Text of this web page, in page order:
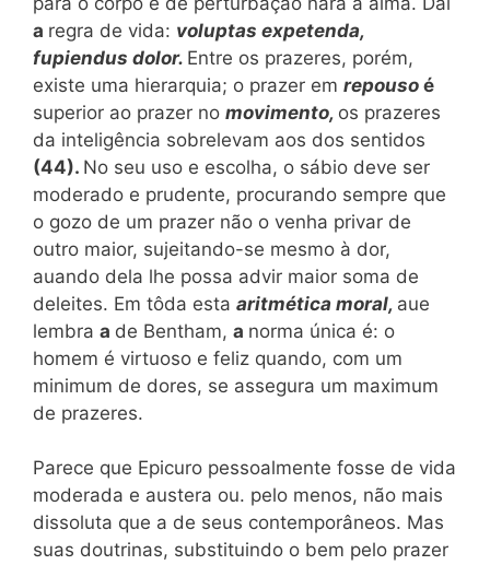
a regra de vida: voluptas expetenda,
fupiendus dolor. Entre os prazeres, porém,
existe uma hierarquia; o prazer em repouso é
superior ao prazer no movimento, os prazeres
da inteligência sobrelevam aos dos sentidos
(44). No seu uso e escolha, o sábio deve ser
moderado e prudente, procurando sempre que
o gozo de um prazer não o venha privar de
outro maior, sujeitando-se mesmo à dor,
auando dela lhe possa advir maior soma de
deleites. Em tôda esta aritmética moral, aue
lembra a de Bentham, a norma única é: o
homem é virtuoso e feliz quando, com um
minimum de dores, se assegura um maximum
de prazeres.
Parece que Epicuro pessoalmente fosse de vida
moderada e austera ou. pelo menos, não mais
dissoluta que a de seus contemporâneos. Mas
suas doutrinas, substituindo o bem pelo prazer